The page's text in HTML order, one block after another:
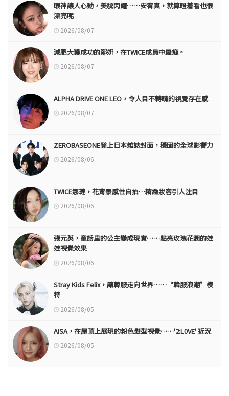
眼神讓人心動，美貌閃耀……安宥真，就算瞪着看也很
漂亮呢
2026/08/07
減肥大獲成功的鄭妍，在TWICE成員中最瘦。
2026/08/07
ALPHA DRIVE ONE LEO，令人目不轉睛的視覺存在感
2026/08/07
ZEROBASEONE登上日本雜誌封面，穩固的全球影響力
2026/08/06
TWICE娜璉，花背景感性自拍…精緻妝容引人注目
2026/08/06
張元英，童話里的公主變成現實……點亮玫瑰花園的娃
娃視覺效果
2026/08/06
Stray Kids Felix，讓韓服走向世界……“韓服浪潮”模
特
2026/08/05
AISA，在屋頂上展現的粉色髮型視覺……'2:L0VE' 近況
2026/08/05